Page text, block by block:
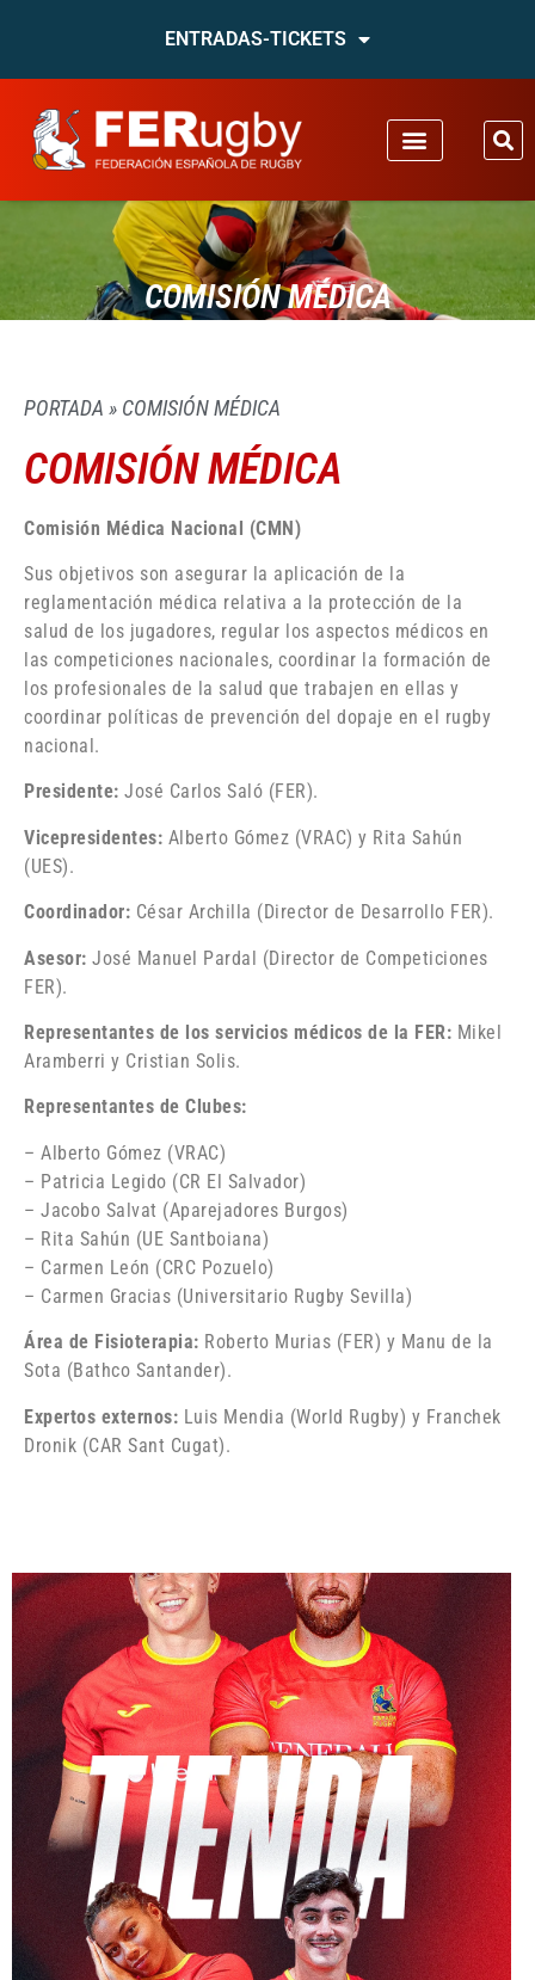
ENTRADAS-TICKETS
COMISIÓN MÉDICA
PORTADA » COMISIÓN MÉDICA
COMISIÓN MÉDICA
Comisión Médica Nacional (CMN)
Sus objetivos son asegurar la aplicación de la
reglamentación médica relativa a la protección de la
salud de los jugadores, regular los aspectos médicos en
las competiciones nacionales, coordinar la formación de
los profesionales de la salud que trabajen en ellas y
coordinar políticas de prevención del dopaje en el rugby
nacional.
Presidente: José Carlos Saló (FER).
Vicepresidentes: Alberto Gómez (VRAC) y Rita Sahún
(UES).
Coordinador: César Archilla (Director de Desarrollo FER).
Asesor: José Manuel Pardal (Director de Competiciones
FER).
Representantes de los servicios médicos de la FER: Mikel
Aramberri y Cristian Solis.
Representantes de Clubes:
– Alberto Gómez (VRAC)
– Patricia Legido (CR El Salvador)
– Jacobo Salvat (Aparejadores Burgos)
– Rita Sahún (UE Santboiana)
– Carmen León (CRC Pozuelo)
– Carmen Gracias (Universitario Rugby Sevilla)
Área de Fisioterapia: Roberto Murias (FER) y Manu de la
Sota (Bathco Santander).
Expertos externos: Luis Mendia (World Rugby) y Franchek
Dronik (CAR Sant Cugat).